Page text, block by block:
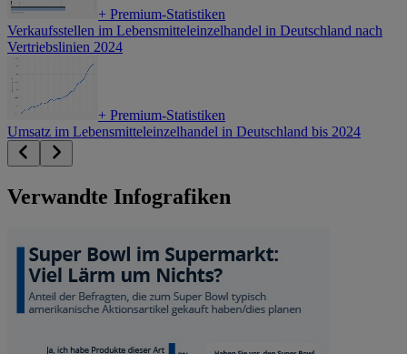
+ Premium-Statistiken
Verkaufsstellen im Lebensmitteleinzelhandel in Deutschland nach
Vertriebslinien 2024
+ Premium-Statistiken
Umsatz im Lebensmitteleinzelhandel in Deutschland bis 2024
Verwandte Infografiken